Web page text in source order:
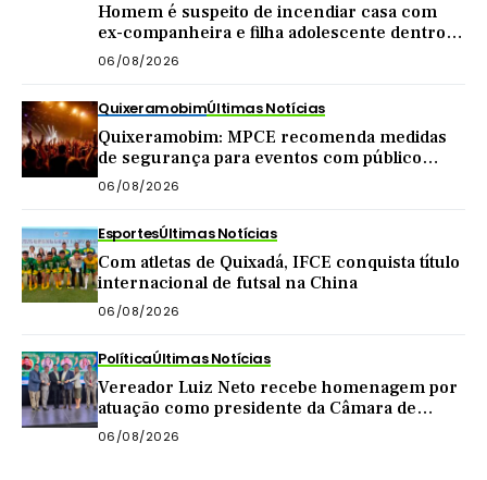
Homem é suspeito de incendiar casa com
ex-companheira e filha adolescente dentro
do imóvel
06/08/2026
QuixeramobimÚltimas Notícias
Quixeramobim: MPCE recomenda medidas
de segurança para eventos com público
acima de mil pessoas
06/08/2026
EsportesÚltimas Notícias
Com atletas de Quixadá, IFCE conquista título
internacional de futsal na China
06/08/2026
PolíticaÚltimas Notícias
Vereador Luiz Neto recebe homenagem por
atuação como presidente da Câmara de
Quixadá
06/08/2026